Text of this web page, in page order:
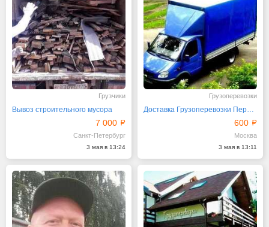
Грузчики
Вывоз строительного мусора
7 000
Санкт-Петербург
3 мая в 13:24
Грузоперевозки
Доставка Грузоперевозки Переезд Газель Грузчики
600
Москва
3 мая в 13:11